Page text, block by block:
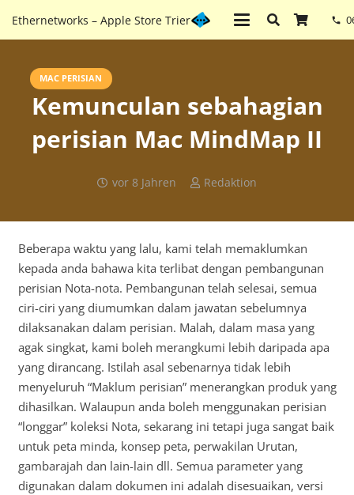
Ethernetworks – Apple Store Trier phone
MAC PERISIAN
Kemunculan sebahagian
perisian Mac MindMap II
vor 8 Jahren Redaktion
Beberapa waktu yang lalu, kami telah memaklumkan
kepada anda bahawa kita terlibat dengan pembangunan
perisian Nota-nota. Pembangunan telah selesai, semua
ciri-ciri yang diumumkan dalam jawatan sebelumnya
dilaksanakan dalam perisian. Malah, dalam masa yang
agak singkat, kami boleh merangkumi lebih daripada apa
yang dirancang. Istilah asal sebenarnya tidak lebih
menyeluruh “Maklum perisian” menerangkan produk yang
dihasilkan. Walaupun anda boleh menggunakan perisian
“longgar” koleksi Nota, sekarang ini tetapi juga sangat baik
untuk peta minda, konsep peta, perwakilan Urutan,
gambarajah dan lain-lain dll. Semua parameter yang
digunakan dalam dokumen ini adalah disesuaikan, versi